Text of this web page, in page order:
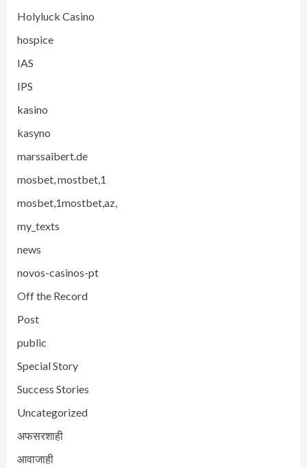
Holyluck Casino
hospice
IAS
IPS
kasino
kasyno
marssaibert.de
mosbet, mostbet,1
mosbet,1mostbet,az,
my_texts
news
novos-casinos-pt
Off the Record
Post
public
Special Story
Success Stories
Uncategorized
अफसरशाही
आवाजाही